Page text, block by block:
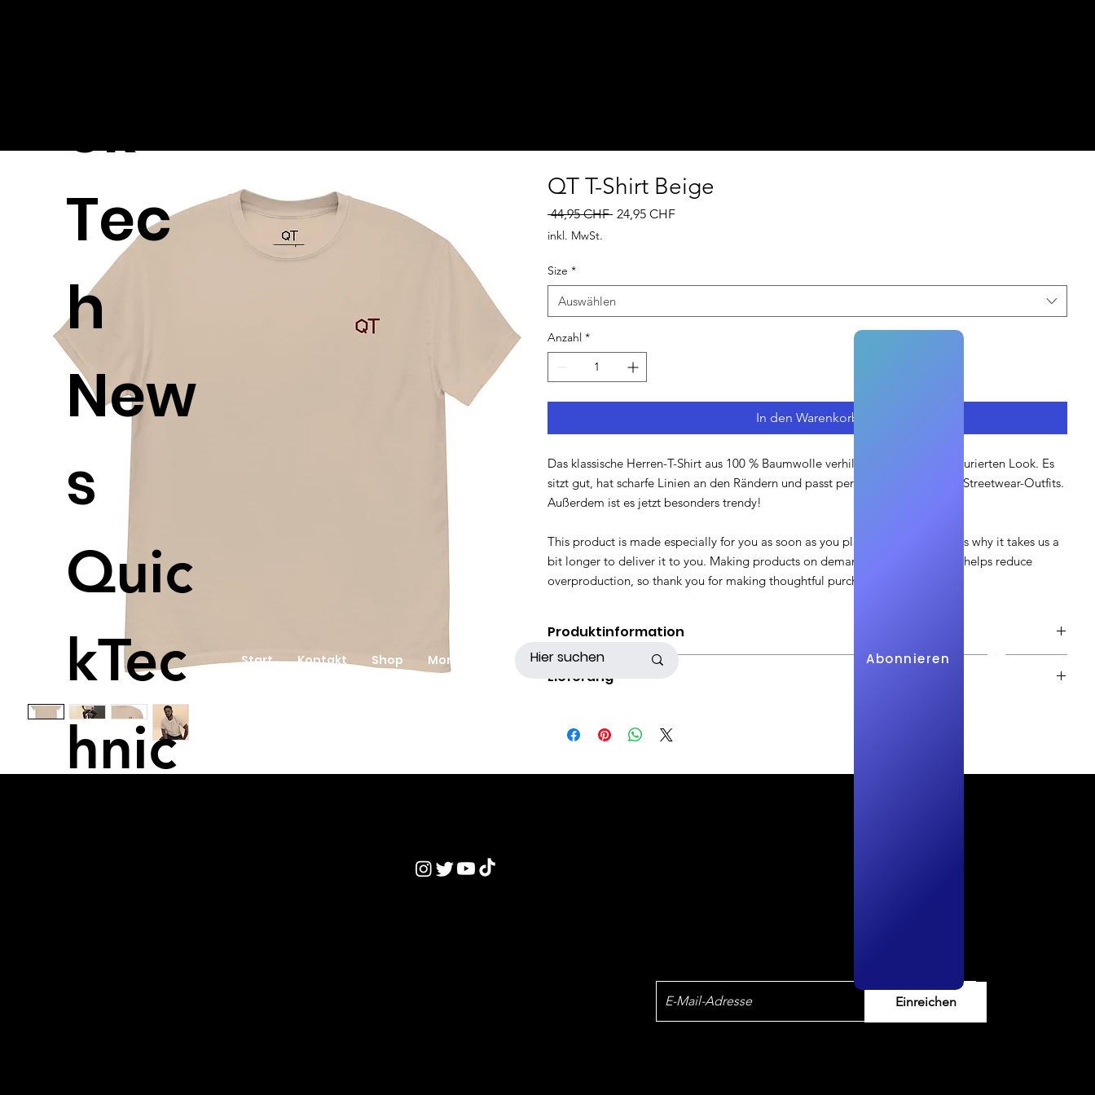
Anmelden
Abonnieren
Start ​Kontakt Shop More
ck
Tec
h
New
s
Quic
kTec
hnic
QT T-Shirt Beige
44,95 CHF Standardpreis
24,95 CHFSale-
inkl. MwSt.
Size *
Auswählen
Anzahl *
In den Warenkorb
Das klassische Herren-T-Shirt aus 100 % Baumwolle verhilft dir zu einem strukturierten Look. Es
sitzt gut, hat scharfe Linien an den Rändern und passt perfekt zu mehrlagigen Streetwear-Outfits.
Außerdem ist es jetzt besonders trendy!
This product is made especially for you as soon as you place an order, which is why it takes us a
bit longer to deliver it to you. Making products on demand instead of in bulk helps reduce
overproduction, so thank you for making thoughtful purchasing decisions!
Produktinformation
100% Baumwolle
Lieferung
Je nach Region können Zölle anfallen. Diese müssen durch den Kunden bezahlt werden.
QuickTe
Einreichen